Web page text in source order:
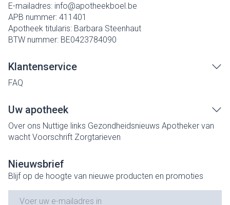
E-mailadres: info@apotheekboel.be
APB nummer: 411401
Apotheek titularis: Barbara Steenhaut
BTW nummer: BE0423784090
Klantenservice
FAQ
Uw apotheek
Over ons Nuttige links Gezondheidsnieuws Apotheker van
wacht Voorschrift Zorgtarieven
Nieuwsbrief
Blijf op de hoogte van nieuwe producten en promoties